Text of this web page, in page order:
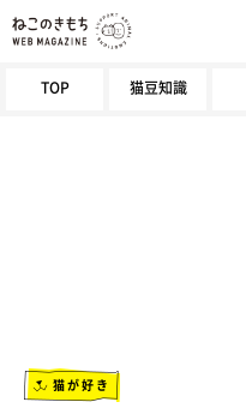
TOP 猫豆知識
猫が好き